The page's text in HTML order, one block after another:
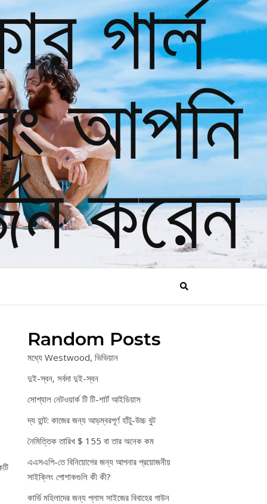
গার্ল
আপনি
করেন
Random Posts
মধ্যে Westwood, ভিভিয়ান
দুই-স্বন, সর্বদা দুই-স্বন
সোশ্যাল নেটওয়ার্ক টি টি-শার্ট আইডিয়াস
দ্য হান্ট: কাজের জন্য আড়ম্বরপূর্ণ হাঁটু-উচ্চ বুট
নৈমিত্তিক তারিখ $ 155 বা তার অনেক কম
এএসএপি-তে বিনিয়োগের জন্য আপনার প্রয়োজনীয়
সাইক্লিং পোশাকগুলি কী কী?
কার্ভি মহিলাদের জন্য প্লাস সাইজের বিবাহের গাউন